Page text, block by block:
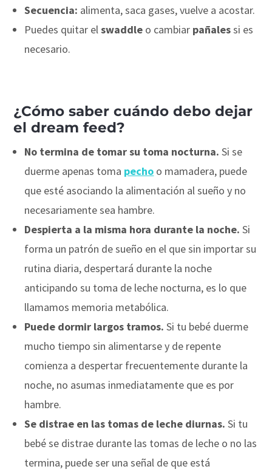
Secuencia: alimenta, saca gases, vuelve a acostar.
Puedes quitar elswaddle o cambiar pañalessi es
necesario.
¿Cómo saber cuándo debo dejar
el dream feed?
No termina de tomar su toma nocturna. Si se
duerme apenas toma pecho o mamadera, puede
que esté asociando la alimentación al sueño y no
necesariamente sea hambre.
Despierta a la misma hora durante la noche. Si
forma un patrón de sueño en el que sin importar su
rutina diaria, despertará durante la noche
anticipando su toma de leche nocturna, es lo que
llamamos memoria metabólica.
Puede dormir largos tramos.Si tu bebé duerme
mucho tiempo sin alimentarse y de repente
comienza a despertar frecuentemente durante la
noche, no asumas inmediatamente que es por
hambre.
Se distrae en las tomas de leche diurnas. Si tu
bebé se distrae durante las tomas de leche o no las
termina, puede ser una señal de que está